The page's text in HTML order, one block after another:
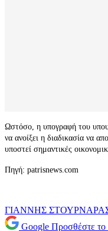
Ωστόσο, η υπογραφή του
να ανοίξει η διαδικασία να
υποστεί σημαντικές
Πηγή: patrisnews.com
ΓΙΑΝΝΗΣ
Google Προσθέστε